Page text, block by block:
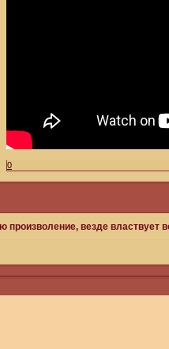
0
произволение, везде властвует